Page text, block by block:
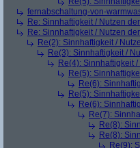
fernabschaltung-von-
Re: Sinnhaftigkeit / Nutzen
Re: Sinnhaftigkeit / Nutzen
Re(2): Sinnhaftigkeit /
Re(3): Sinnhaftigkeit /
Re(4): Sinnhaftigkeit
Re(5):
Re(6):
Re(5):
Re(6):
Re(7):
Re(8):
Re(8):
Re(9):